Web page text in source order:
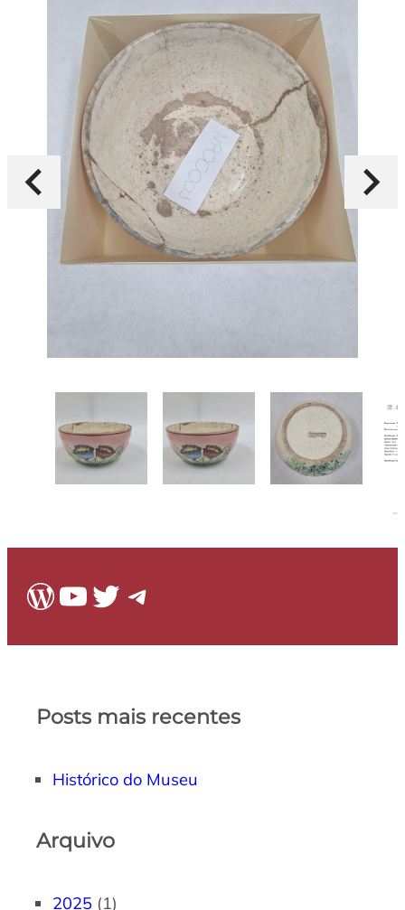
WordPress
Youtube
Twitter
Telegram
Posts mais recentes
Histórico do Museu
Arquivo
2025 (1)